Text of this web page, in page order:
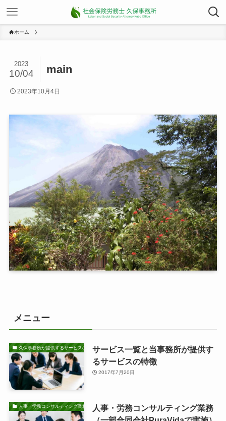
ホーム
main
2023
10/04
2023年10月4日
メニュー
久保事務所が提供するサービスの特徴サービス一覧と当事務所が提供す
るサービスの特徴
2017年7月20日
人事・労務コンサルティング業務
人事・労務コンサルティング業務